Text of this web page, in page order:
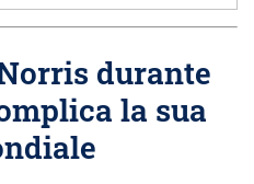
durante
la sua